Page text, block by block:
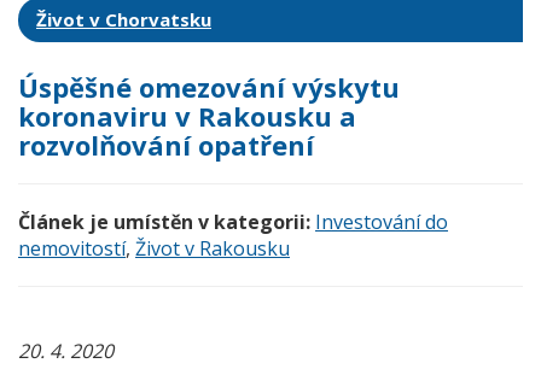
Život v Chorvatsku
Úspěšné omezování výskytu
koronaviru v Rakousku a
rozvolňování opatření
Článek je umístěn v kategorii: Investování do
nemovitostí, Život v Rakousku
20. 4. 2020